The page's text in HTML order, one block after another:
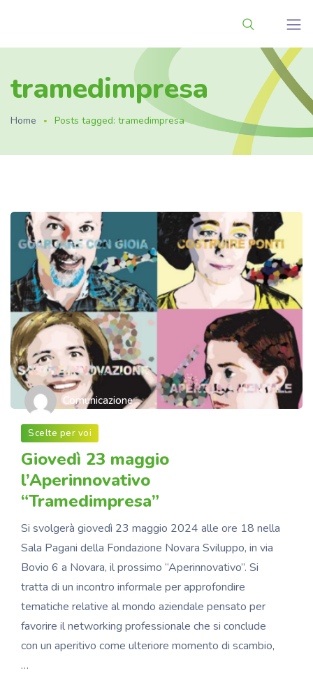
tramedimpresa
Home Posts tagged: tramedimpresa
Comunicazione
Scelte per voi
Giovedì 23 maggio
l’Aperinnovativo
“Tramedimpresa”
Si svolgerà giovedì 23 maggio 2024 alle ore 18 nella
Sala Pagani della Fondazione Novara Sviluppo, in via
Bovio 6 a Novara, il prossimo “Aperinnovativo”. Si
tratta di un incontro informale per approfondire
tematiche relative al mondo aziendale pensato per
favorire il networking professionale che si conclude
con un aperitivo come ulteriore momento di scambio,
…